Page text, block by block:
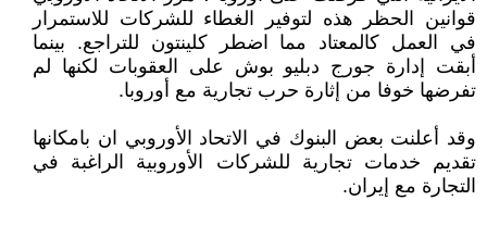
قوانين الحظر هذه لتوفير الغطاء للشركات للاستمرار
في العمل كالمعتاد مما اضطر كلينتون للتراجع. بينما
أبقت إدارة جورج دبليو بوش على العقوبات لكنها لم
تفرضها خوفا من إثارة حرب تجارية مع أوروبا.
وقد أعلنت بعض البنوك في الاتحاد الأوروبي ان بامكانها
تقديم خدمات تجارية للشركات الأوروبية الراغبة في
التجارة مع إيران.